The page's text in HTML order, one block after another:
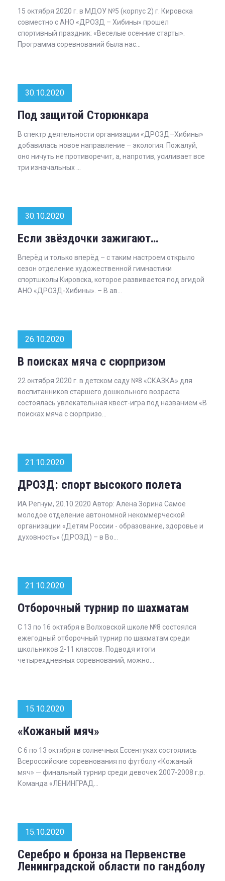
15 октября 2020 г. в МДОУ №5 (корпус 2) г. Кировска
совместно с АНО «ДРОЗД – Хибины» прошел
спортивный праздник: «Веселые осенние старты».
Программа соревнований была нас...
30.10.2020
Под защитой Сторюнкара
В спектр деятельности организации «ДРОЗД–Хибины»
добавилась новое направление – экология. Пожалуй,
оно ничуть не противоречит, а, напротив, усиливает все
три изначальных ...
30.10.2020
Если звёздочки зажигают…
Вперёд и только вперёд – с таким настроем открыло
сезон отделение художественной гимнастики
спортшколы Кировска, которое развивается под эгидой
АНО «ДРОЗД-Хибины». – В ав...
26.10.2020
В поисках мяча с сюрпризом
22 октября 2020 г. в детском саду №8 «СКАЗКА» для
воспитанников старшего дошкольного возраста
состоялась увлекательная квест-игра под названием «В
поисках мяча с сюрпризо...
21.10.2020
ДРОЗД: спорт высокого полета
ИА Регнум, 20.10.2020 Автор: Алена Зорина Самое
молодое отделение автономной некоммерческой
организации «Детям России - образование, здоровье и
духовность» (ДРОЗД) – в Во...
21.10.2020
Отборочный турнир по шахматам
С 13 по 16 октября в Волховской школе №8 состоялся
ежегодный отборочный турнир по шахматам среди
школьников 2-11 классов. Подводя итоги
четырехдневных соревнований, можно...
15.10.2020
«Кожаный мяч»
С 6 по 13 октября в солнечных Ессентуках состоялись
Всероссийские соревнования по футболу «Кожаный
мяч» — финальный турнир среди девочек 2007-2008 г.р.
Команда «ЛЕНИНГРАД...
15.10.2020
Серебро и бронза на Первенстве
Ленинградской области по гандболу